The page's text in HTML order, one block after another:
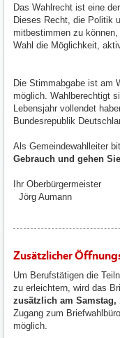
Das Wahlrecht ist eine
Dieses Recht, die Politik
mitbestimmen zu
Wahl die Möglichkeit,
Die Stimmabgabe ist am
möglich. Wahlberechtigt
Lebensjahr vollendet
Bundesrepublik
Als Gemeindewahlleiter
Gebrauch und gehen
Ihr Oberbürgermeister
Jörg Aumann
Zusätzlicher
Um Berufstätigen die
zu erleichtern, wird das
zusätzlich am Samstag,
Zugang zum
möglich.